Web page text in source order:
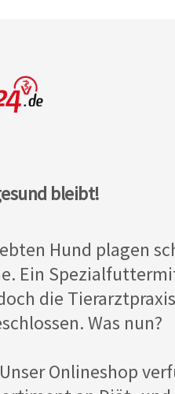
bleibt!
Hund plagen
Ein
die
Was nun?
Onlineshop